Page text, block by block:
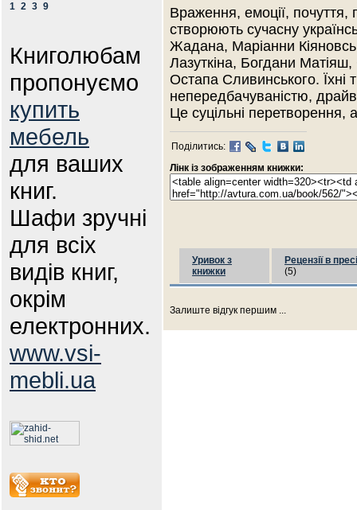
1 2 3 9
Книголюбам
пропонуємо
купить
мебель
для ваших
книг.
Шафи зручні
для всіх
видів книг,
окрім
електронних.
www.vsi-
mebli.ua
Враження, емоції, почуття,
створюють сучасну
Жадана, Маріанни
Лазуткіна, Богдани
Остапа Сливинського.
непередбачуваністю,
Це суцільні
Поділитись:
Лінк із зображенням книжки:
Уривок з
книжки
Рецензії в пресі
(5)
Залиште відгук першим ...